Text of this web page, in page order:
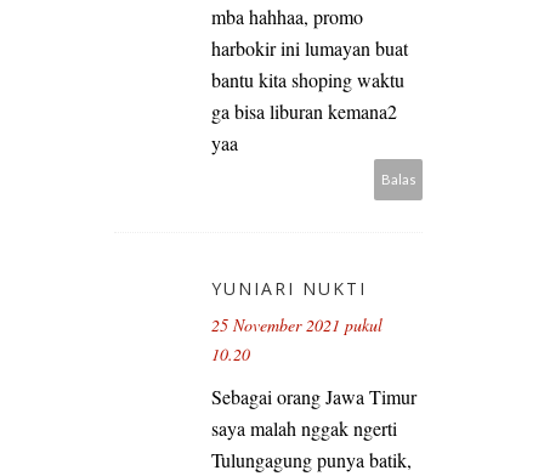
mba hahhaa, promo
harbokir ini lumayan buat
bantu kita shoping waktu
ga bisa liburan kemana2
yaa
Balas
YUNIARI NUKTI
25 November 2021 pukul
10.20
Sebagai orang Jawa Timur
saya malah nggak ngerti
Tulungagung punya batik,